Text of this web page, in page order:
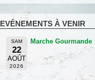
EVÉNEMENTS À VENIR
SAM
22
AOÛT
2026
Marche Gourmande